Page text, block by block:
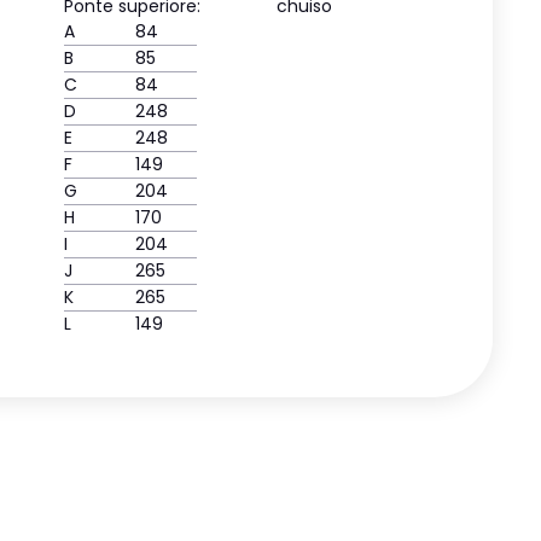
Ponte superiore:
chuiso
A
84
B
85
C
84
D
248
E
248
F
149
G
204
H
170
I
204
J
265
K
265
L
149